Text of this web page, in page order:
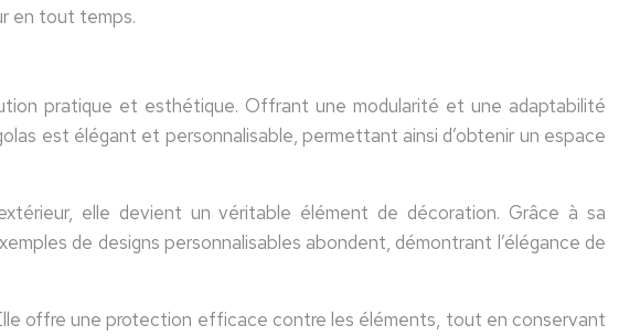
en tout temps.
pratique et esthétique. Offrant une modularité et une adaptabilité
est élégant et personnalisable, permettant ainsi d’obtenir un espace
elle devient un véritable élément de décoration. Grâce à sa
de designs personnalisables abondent, démontrant l’élégance de
offre une protection efficace contre les éléments, tout en conservant